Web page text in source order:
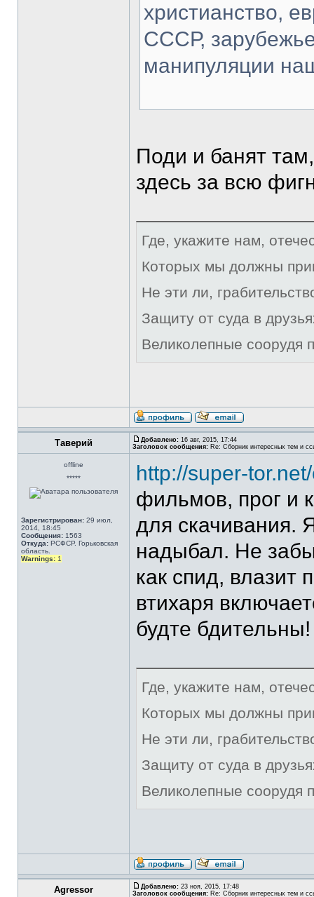
христианство,
СССР,
манипуляции
Поди и банят
здесь за всю
Где, укажите нам,
Которых мы должны
Не эти ли,
Защиту от суда в
Великолепные соорудя
Таверий Добавлено: 16 авг, 2015, 17:44
Заголовок сообщения: Re: Сборник интересных тем и
offline
*****
Зарегистрирован: 29 июл,
2014, 18:45
Сообщения: 1563
Откуда: РСФСР. Горьковская
область.
Warnings: 1
http://super-
фильмов, прог и
для скачивания.
надыбал. Не
как спид, влазит
втихаря
будте бдительны!
Где, укажите нам,
Которых мы должны
Не эти ли,
Защиту от суда в
Великолепные соорудя
Agressor Добавлено: 23 ноя, 2015, 17:48
Заголовок сообщения: Re: Сборник интересных тем и